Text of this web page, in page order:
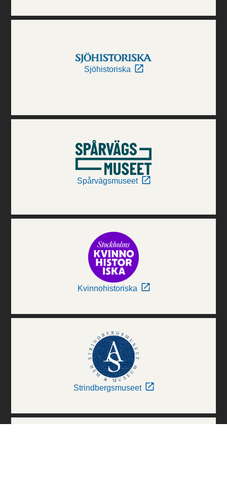
Sjöhistoriska
Spårvägsmuseet
Kvinnohistoriska
Strindbergsmuseet